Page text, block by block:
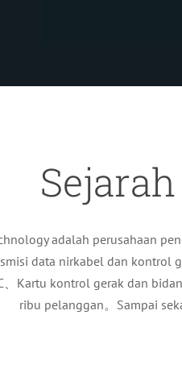
adalah perusahaan
data nirkabel dan kontrol
、Kartu kontrol gerak dan
ribu pelanggan。Sampai